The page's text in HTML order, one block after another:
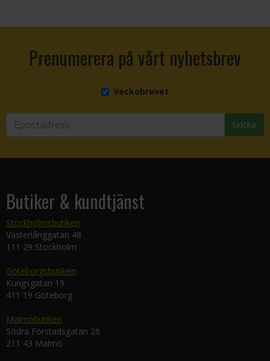
Prenumerera på vårt nyhetsbrev
Veckobrevet
Skicka
Butiker & kundtjänst
Stockholmsbutiken
Västerlånggatan 48
111 29 Stockholm
Göteborgsbutiken
Kungsgatan 19
411 19 Göteborg
Malmöbutiken
Södra Förstadsgatan 26
211 43 Malmö